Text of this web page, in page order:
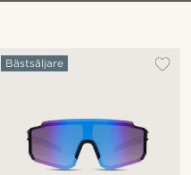
Bästsäljare